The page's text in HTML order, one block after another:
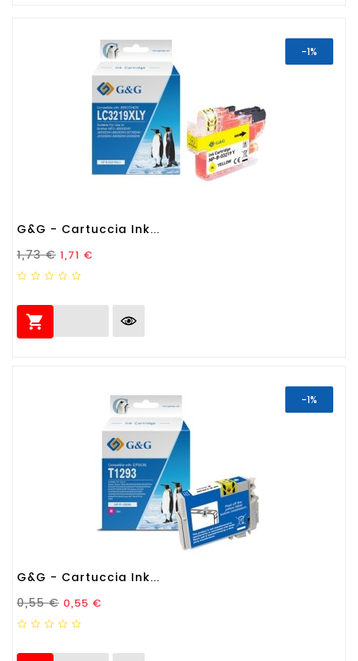
-1%
G&G - Cartuccia Ink...
Prezzo Standard
1,73 € Prezzo
1,71 €

-1%
G&G - Cartuccia Ink...
Prezzo Standard
0,55 € Prezzo
0,55 €